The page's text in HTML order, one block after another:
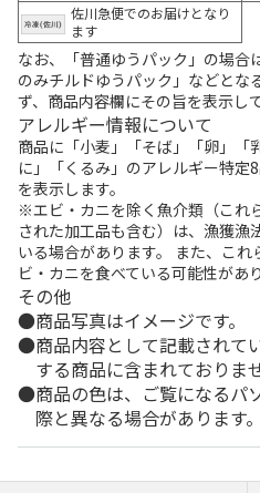
佐川急便でのお届けとなり
ます
なお、「普通ゆうパック」の場合
のみチルドゆうパック」などとな
ず、商品内容欄にその旨を表示し
アレルギー情報について
商品に「小麦」「そば」「卵」「
に」「くるみ」のアレルギー特定
を表示します。
※エビ・カニを除く魚介類（これ
された加工品も含む）は、漁獲漁
いる場合があります。 また、こ
ビ・カニを食べている可能性があ
その他
商品写真はイメージです。
商品内容として記載されて
する商品に含まれておりま
商品の色は、ご覧になるパ
際と異なる場合があります。